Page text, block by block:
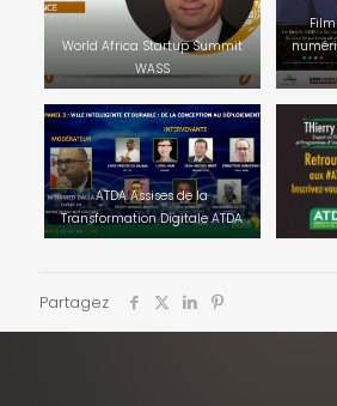
World Africa Startup Summit
WASS
ATDA Assises de la
Transformation Digitale ATDA
Partagez